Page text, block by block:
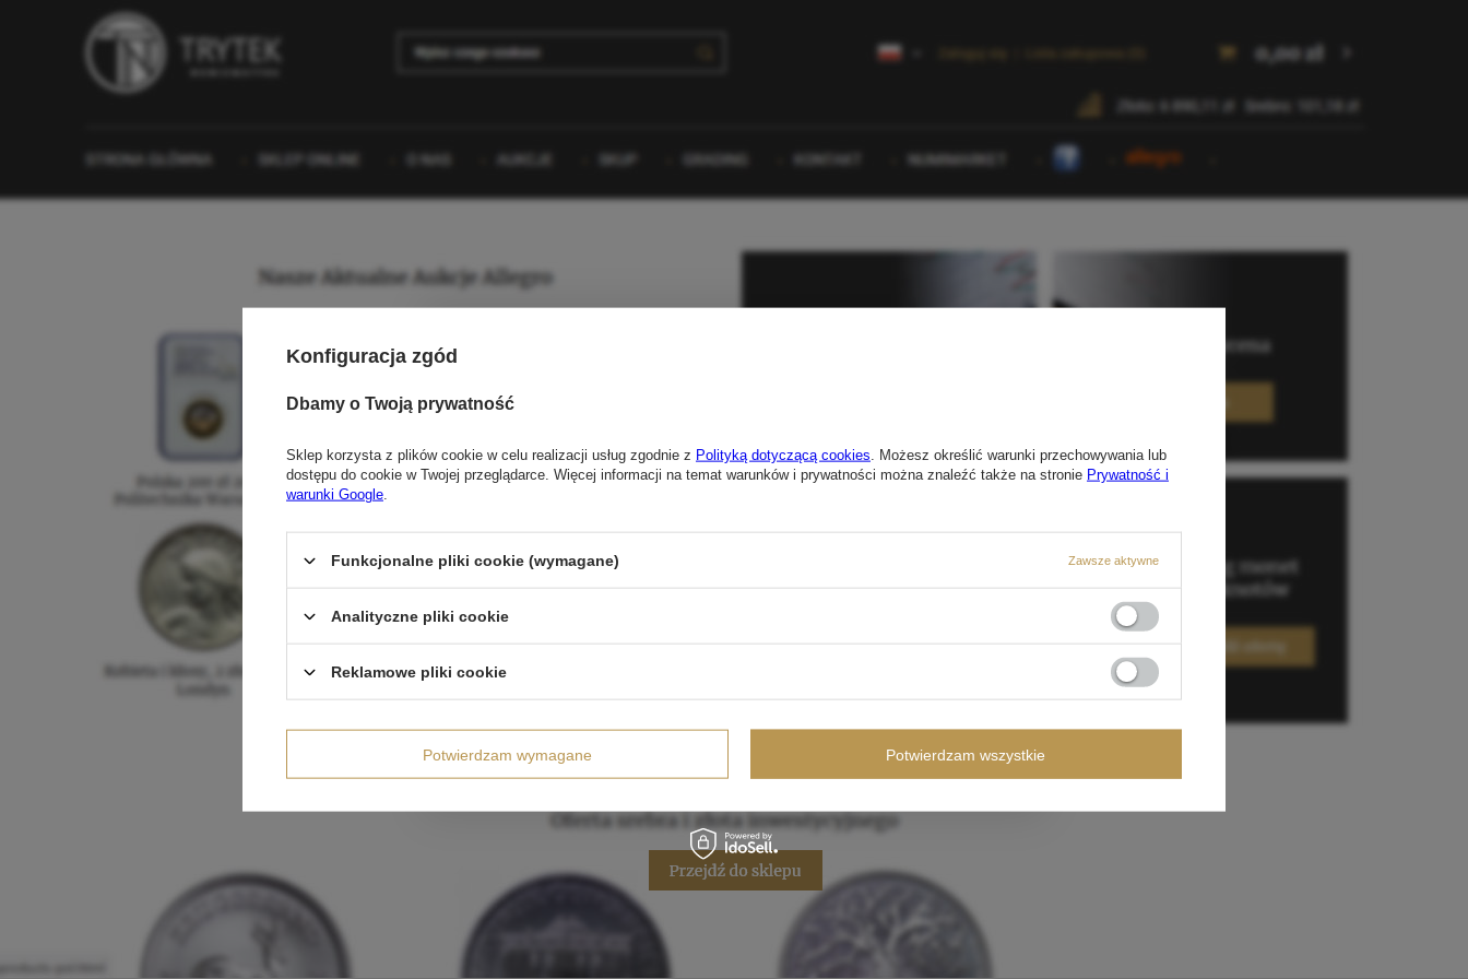
Konfiguracja zgód
Dbamy o Twoją prywatność
Sklep korzysta z plików cookie w celu realizacji usług zgodnie z Polityką dotyczącą cookies . Możesz określić warunki przechowywania lub
dostępu do cookie w Twojej przeglądarce. Więcej informacji na temat warunków i prywatności można znaleźć także na stronie Prywatność i
warunki Google
Funkcjonalne pliki cookie (wymagane) Zawsze aktywne
Analityczne pliki cookie
Reklamowe pliki cookie
Potwierdzam wymagane Potwierdzam wszystkie